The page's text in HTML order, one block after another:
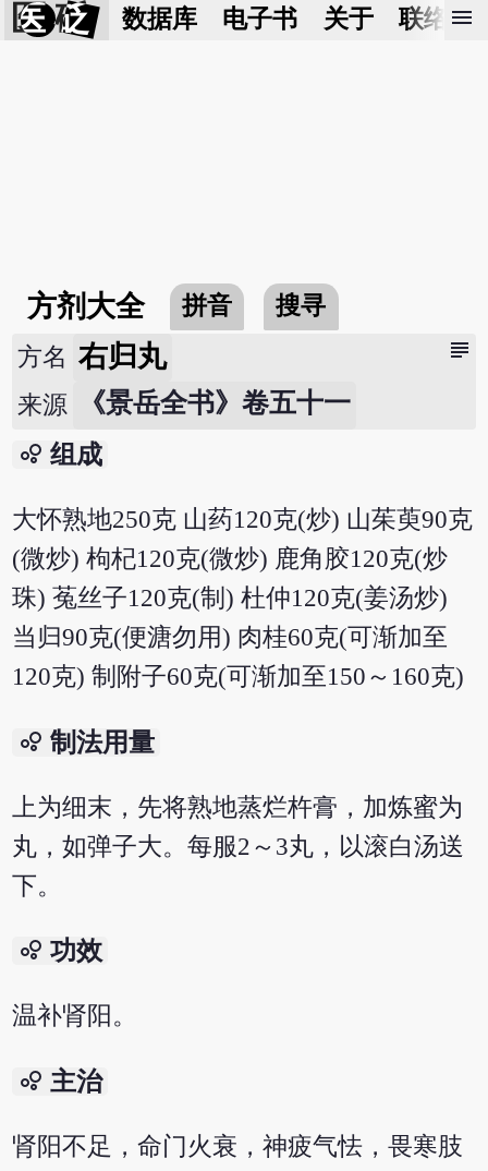
医 砭 数据库 电子书 关于 联络我
menu
方剂大全 拼音 搜寻
subject
方名 右归丸
来源 《景岳全书》卷五十一
bubble_chart 组成
大怀熟地250克 山药120克(炒) 山茱萸90克
(微炒) 枸杞120克(微炒) 鹿角胶120克(炒
珠) 菟丝子120克(制) 杜仲120克(姜汤炒)
当归90克(便溏勿用) 肉桂60克(可渐加至
120克) 制附子60克(可渐加至150～160克)
bubble_chart 制法用量
上为细末，先将熟地蒸烂杵膏，加炼蜜为
丸，如弹子大。每服2～3丸，以滚白汤送
下。
bubble_chart 功效
温补肾阳。
bubble_chart 主治
肾阳不足，命门火衰，神疲气怯，畏寒肢